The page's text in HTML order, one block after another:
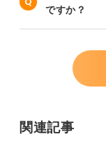
ですか？
関連記事